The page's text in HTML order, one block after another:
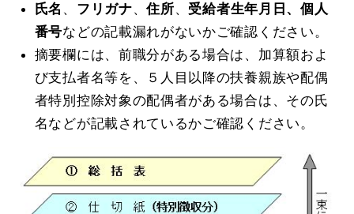
氏名 、 フリガナ、住所、 受給者生年月日、個人
番号などの記載漏れがないかご確認ください。
摘要欄には、前職分がある場合は、加算額およ
び支払者名等を、５人目以降の扶養親族や配偶
者特別控除対象の配偶者がある場合は、その氏
名などが記載されているかご確認ください。